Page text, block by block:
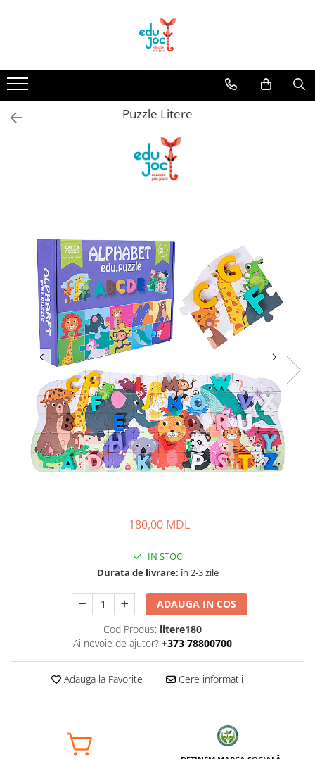
1-2 ani
3-4 ani
5-7 ani
Puzzle Litere
180,00 MDL
IN STOC
Durata de livrare:în 2-3 zile
ADAUGA IN COS
Cod Produs: litere180
Ai nevoie de ajutor? +373 78800700
Adauga la Favorite Cere informatii